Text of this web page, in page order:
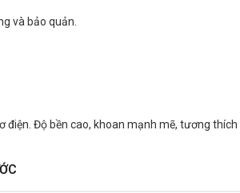
và bảo quản.
điện. Độ bền cao, khoan mạnh mẽ, tương